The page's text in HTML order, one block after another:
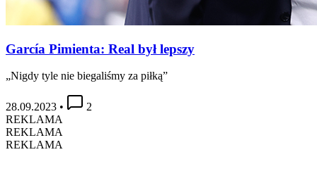
García Pimienta: Real był lepszy
„Nigdy tyle nie biegaliśmy za piłką”
28.09.2023 •
2
REKLAMA
REKLAMA
REKLAMA